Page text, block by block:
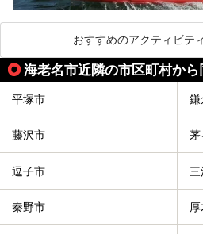
おすすめのアクティビテ
海老名市近隣の市区町村か
平塚市 鎌
藤沢市 茅
逗子市
秦野市